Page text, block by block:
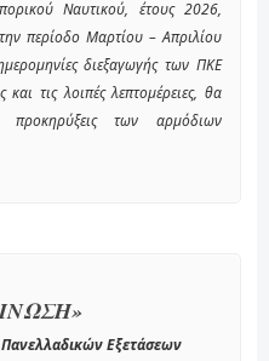
Ναυτικού, έτους 2026,
περίοδο Μαρτίου – Απριλίου
διεξαγωγής των ΠΚΕ
τις λοιπές λεπτομέρειες, θα
προκηρύξεις των αρμόδιων
Εξετάσεων